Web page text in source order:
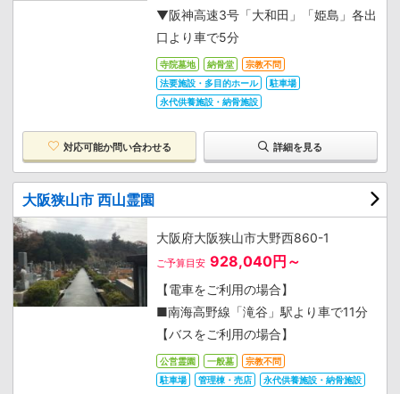
▼阪神高速3号「大和田」「姫島」各出
口より車で5分
寺院墓地 納骨堂
宗教不問
法要施設・多目的ホール
駐車場
永代供養施設・納骨施設
対応可能か問い合わせる 詳細を見る
大阪狭山市 西山霊園
大阪府大阪狭山市大野西860-1
ご予算目安 928,040円～
【電車をご利用の場合】
■南海高野線「滝谷」駅より車で11分
【バスをご利用の場合】
公営霊園 一般墓
宗教不問
駐車場
管理棟・売店 永代供養施設・納骨施設